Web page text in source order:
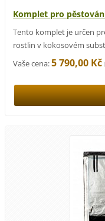
Komplet pro
Tento komplet je určen
rostlin v kokosovém
Vaše cena:5 790,00 Kč